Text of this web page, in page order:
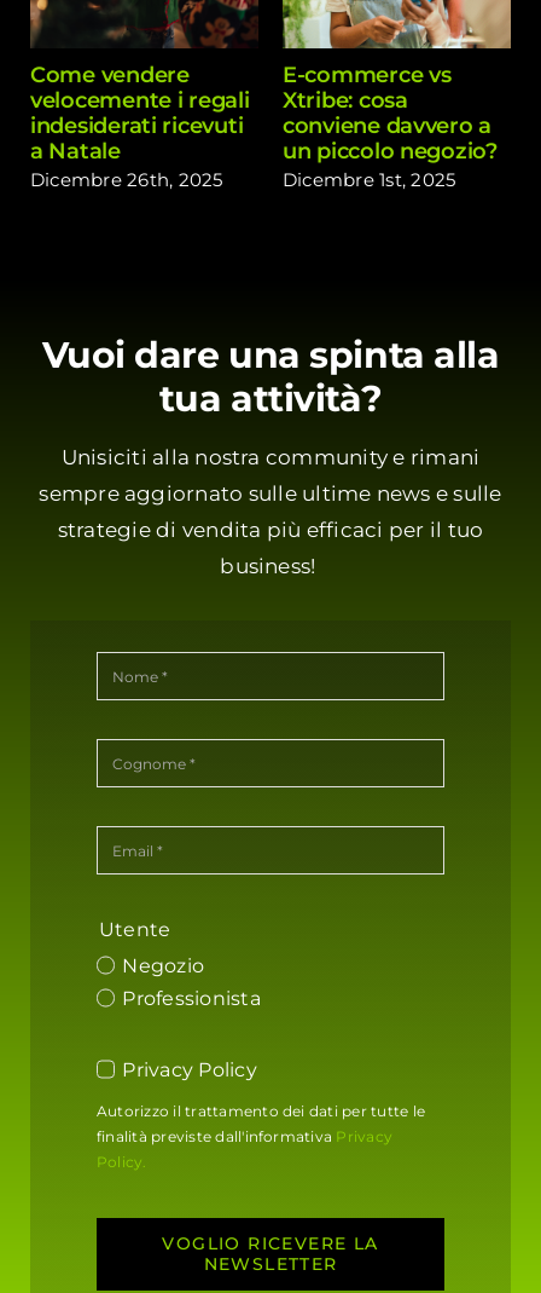
Come vendere
velocemente i regali
indesiderati ricevuti
a Natale
Dicembre 26th, 2025
E-commerce vs
Xtribe: cosa
conviene davvero a
un piccolo negozio?
Dicembre 1st, 2025
Vuoi dare una spinta alla
tua attività?
Unisiciti alla nostra community e rimani
sempre aggiornato sulle ultime news e sulle
strategie di vendita più efficaci per il tuo
business!
Utente
Negozio
Professionista
Privacy Policy
Autorizzo il trattamento dei dati per tutte le
finalità previste dall'informativa Privacy
Policy.
VOGLIO RICEVERE LA
NEWSLETTER